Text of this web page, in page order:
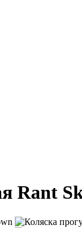
Rant